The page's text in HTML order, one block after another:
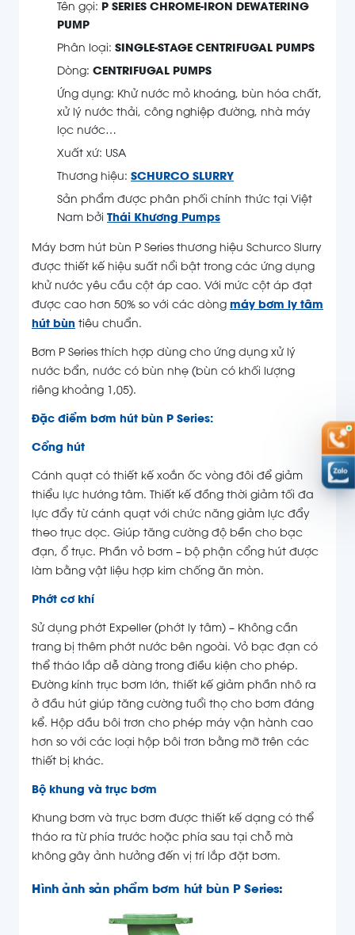
Tên gọi: P SERIES CHROME-IRON DEWATERING
PUMP
Phân loại: SINGLE-STAGE CENTRIFUGAL PUMPS
Dòng: CENTRIFUGAL PUMPS
Ứng dụng: Khử nước mỏ khoáng, bùn hóa chất,
xử lý nước thải, công nghiệp đường, nhà máy
lọc nước…
Xuất xứ: USA
Thương hiệu: SCHURCO SLURRY
Sản phẩm được phân phối chính thức tại Việt
Nam bởi Thái Khương Pumps
Máy bơm hút bùn P Series thương hiệu Schurco Slurry
được thiết kế hiệu suất nổi bật trong các ứng dụng
khử nước yêu cầu cột áp cao. Với mức cột áp đạt
được cao hơn 50% so với các dòng máy bơm ly tâm
hút bùn tiêu chuẩn.
Bơm P Series thích hợp dùng cho ứng dụng xử lý
nước bẩn, nước có bùn nhẹ (bùn có khối lượng
riêng khoảng 1,05).
Đặc điểm bơm hút bùn P Series:
Cổng hút
Cánh quạt có thiết kế xoắn ốc vòng đôi để giảm
thiểu lực hướng tâm. Thiết kế đồng thời giảm tối đa
lực đẩy từ cánh quạt với chức năng giảm lực đẩy
theo trục dọc. Giúp tăng cường độ bền cho bạc
đạn, ổ trục. Phần vỏ bơm – bộ phận cổng hút được
làm bằng vật liệu hợp kim chống ăn mòn.
Phớt cơ khí
Sử dụng phớt Expeller (phớt ly tâm) – Không cần
trang bị thêm phớt nước bên ngoài. Vỏ bạc đạn có
thể tháo lắp dễ dàng trong điều kiện cho phép.
Đường kính trục bơm lớn, thiết kế giảm phần nhô ra
ở đầu hút giúp tăng cường tuổi thọ cho bơm đáng
kể. Hộp dầu bôi trơn cho phép máy vận hành cao
hơn so với các loại hộp bôi trơn bằng mỡ trên các
thiết bị khác.
Bộ khung và trục bơm
Khung bơm và trục bơm được thiết kế dạng có thể
tháo ra từ phía trước hoặc phía sau tại chỗ mà
không gây ảnh hưởng đến vị trí lắp đặt bơm.
Hình ảnh sản phẩm bơm hút bùn P Series: